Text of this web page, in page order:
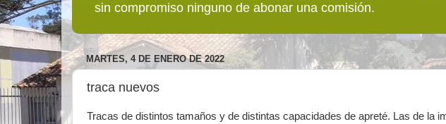
sin compromiso ninguno de abonar una comisión.
MARTES, 4 DE ENERO DE 2022
traca nuevos
Tracas de distintos tamaños y de distintas capacidades de apreté. Las de la